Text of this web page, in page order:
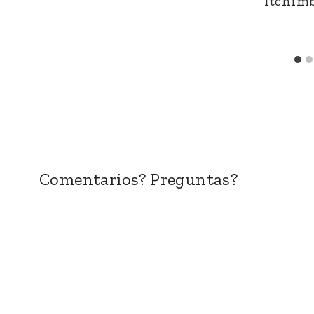
Comentarios? Preguntas?